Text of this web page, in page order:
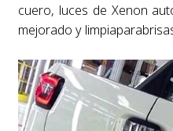
cuero, luces de Xenon
mejorado y